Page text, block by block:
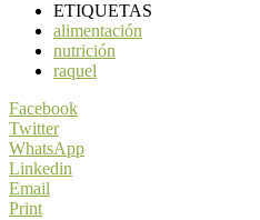
ETIQUETAS
alimentación
nutrición
raquel
Facebook
Twitter
WhatsApp
Linkedin
Email
Print